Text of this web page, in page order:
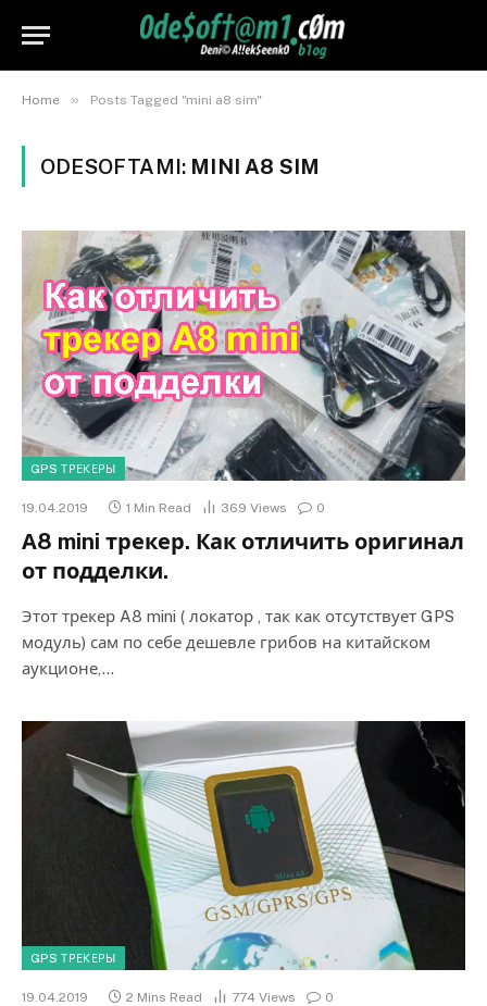
Home » Posts Tagged "mini a8 sim"
ODESOFTAMI: MINI A8 SIM
GPS ТРЕКЕРЫ
19.04.2019 1 Min Read 369 Views 0
А8 mini трекер. Как отличить оригинал
от подделки.
Этот трекер A8 mini ( локатор , так как отсутствует GPS
модуль) сам по себе дешевле грибов на китайском
аукционе,…
GPS ТРЕКЕРЫ
19.04.2019 2 Mins Read 774 Views 0